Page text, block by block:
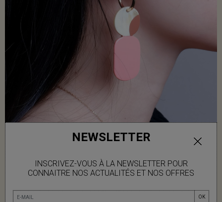
NEWSLETTER
INSCRIVEZ-VOUS À LA NEWSLETTER POUR
CONNAITRE NOS ACTUALITÉS ET NOS OFFRES
OK
MINI CRÉOLES EN CORNE BLONDE ET
LAQUE BORDEAUX